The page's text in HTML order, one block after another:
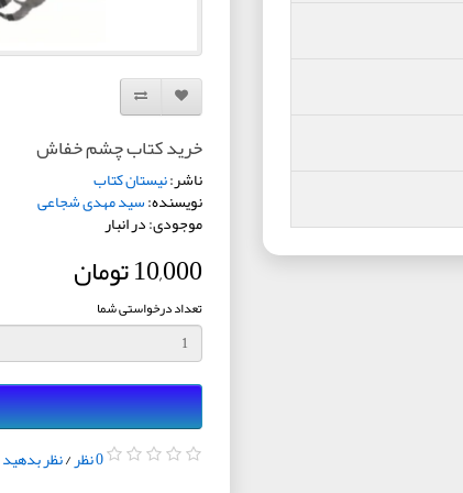
افزودن به لیست دلخواه
مقایسه این محصول
خرید کتاب چشم خفاش
ناشر:نیستان کتاب
نویسنده:سید مهدی شجاعی
موجودی: در انبار
10,000 تومان
تعداد درخواستی شما
0 نظر /نظر بدهید